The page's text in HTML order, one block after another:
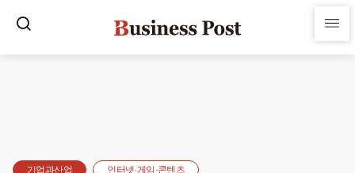
기업과산업 인터넷·게임·콘텐츠